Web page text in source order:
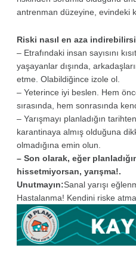
antrenman düzeyine, evindeki
Riski nasıl en aza
– Etrafındaki insan sayısını
yaşayanlar dışında,
etme. Olabildiğince izole ol.
– Yeterince iyi beslen. Hem
sırasında, hem sonrasında
– Yarışmayı planladığın
karantinaya almış olduğuna
olmadığına emin olun.
– Son olarak, eğer
hissetmiyorsan, yarışma!.
Unutmayın:Sanal yarışı
Hastalanma! Kendini riske